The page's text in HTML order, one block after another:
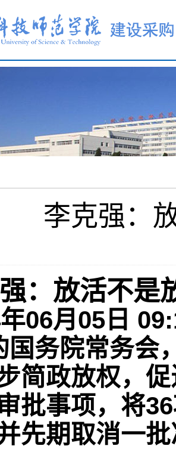
李克强：
：放活不是
06月05日
国务院常务会
简政放权，
批事项，将
先期取消一